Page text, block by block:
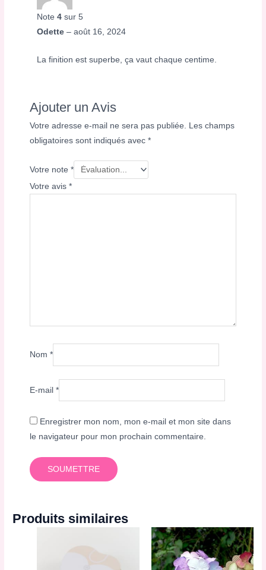
Note4 sur 5
Odette– août 16, 2024
La finition est superbe, ça vaut chaque centime.
Ajouter un Avis
Votre adresse e-mail ne sera pas publiée.
Les champs
obligatoires sont indiqués avec*
Votre note*
Votre avis*
Nom*
E-mail*
Enregistrer mon nom, mon e-mail et mon site dans
le navigateur pour mon prochain commentaire.
Produits similaires